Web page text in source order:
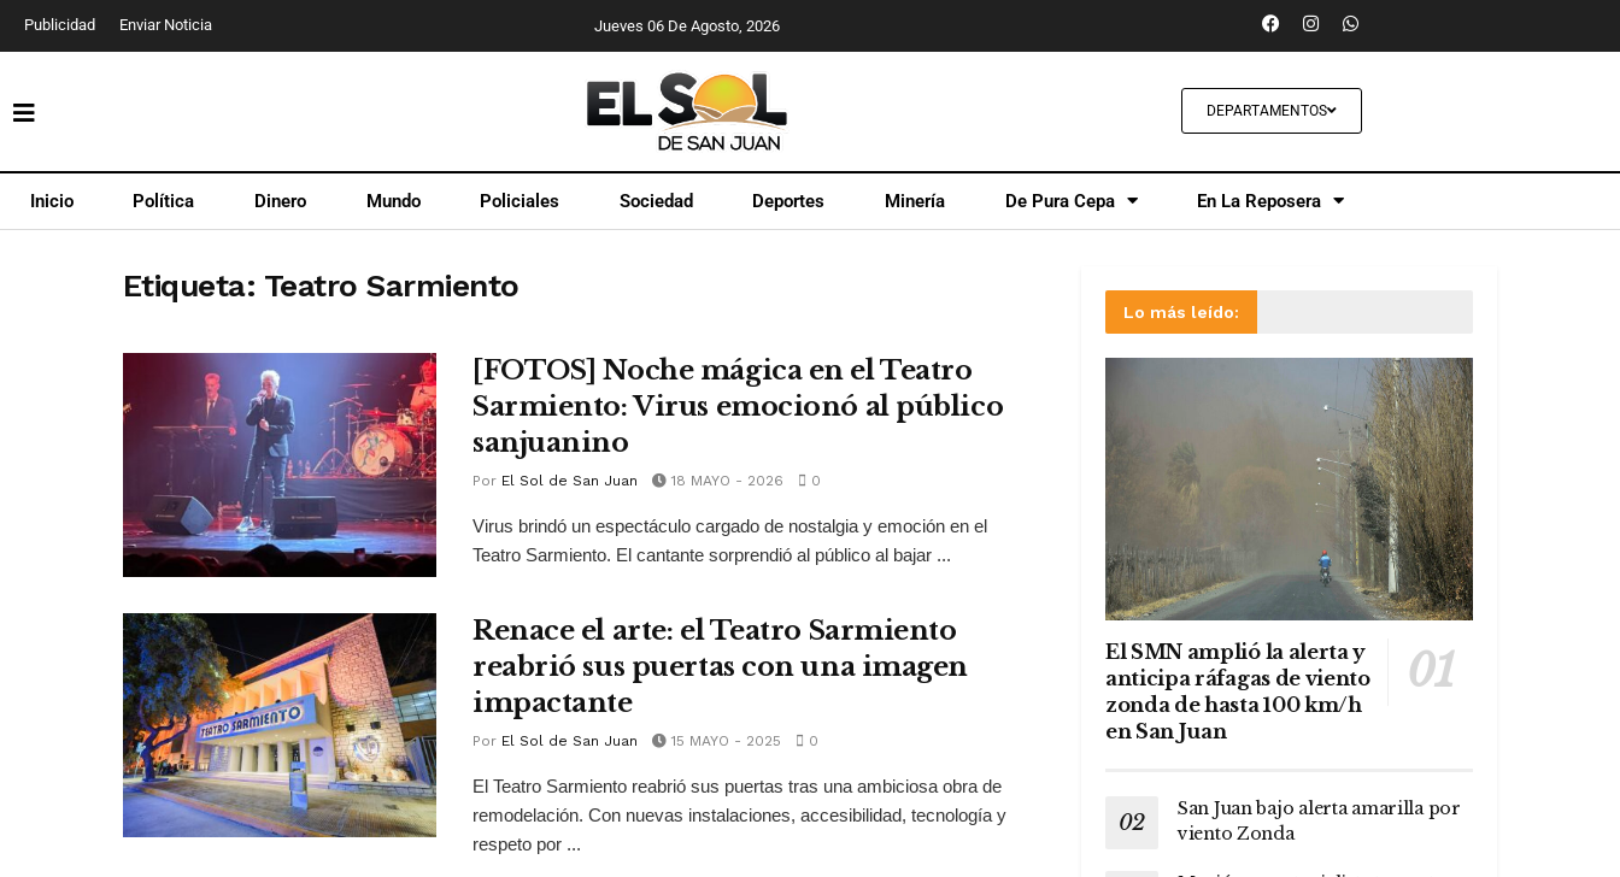
Publicidad Enviar Noticia Jueves 06 De Agosto, 2026
DEPARTAMENTOS
Inicio Política Dinero Mundo Policiales Sociedad Deportes Minería De Pura Cepa En La Reposera
Etiqueta: Teatro Sarmiento
[FOTOS] Noche mágica en el Teatro
Sarmiento: Virus emocionó al público
sanjuanino
Por El Sol de San Juan 18 MAYO - 2026 0
Virus brindó un espectáculo cargado de nostalgia y emoción en el
Teatro Sarmiento. El cantante sorprendió al público al bajar ...
Renace el arte: el Teatro Sarmiento
reabrió sus puertas con una imagen
impactante
Por El Sol de San Juan 15 MAYO - 2025 0
El Teatro Sarmiento reabrió sus puertas tras una ambiciosa obra de
remodelación. Con nuevas instalaciones, accesibilidad, tecnología y
respeto por ...
Lo más leído:
El SMN amplió la alerta y
anticipa ráfagas de viento
zonda de hasta 100 km/h
en San Juan
San Juan bajo alerta amarilla por
viento Zonda